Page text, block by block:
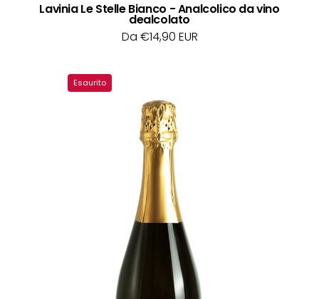
Lavinia Le Stelle Bianco - Analcolico da vino
dealcolato
Da €14,90 EUR
tarocchi
Esaurito